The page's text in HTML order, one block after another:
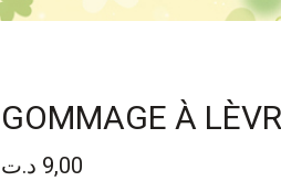
GOMMAGE À
9,00 د.ت